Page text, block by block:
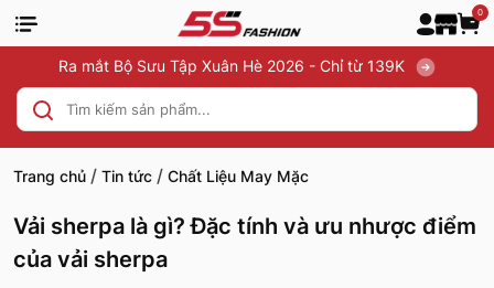
0
Ra mắt Bộ Sưu Tập Xuân Hè 2026 - Chỉ từ 139K
Trang chủ / Tin tức / Chất Liệu May Mặc
Vải sherpa là gì? Đặc tính và ưu nhược điểm
của vải sherpa